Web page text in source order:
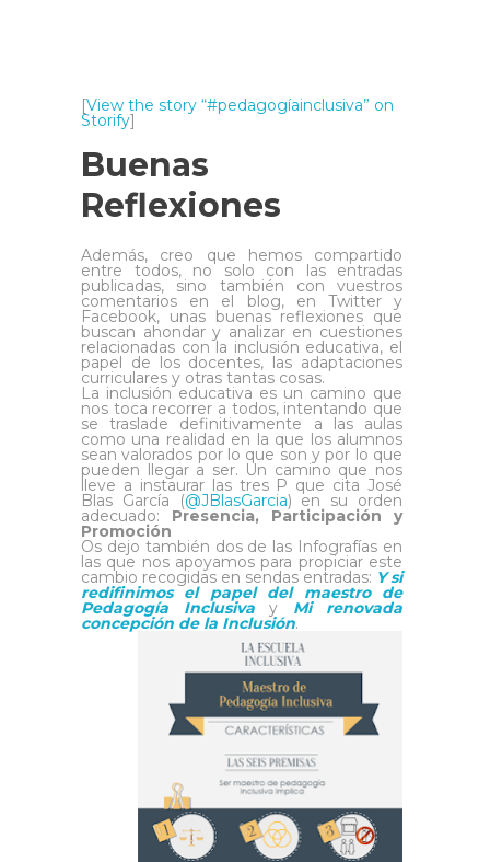
[View the story “#pedagogíainclusiva” on
Storify]
Buenas
Reflexiones
Además, creo que hemos compartido
entre todos, no solo con las entradas
publicadas, sino también con vuestros
comentarios en el blog, en Twitter y
Facebook, unas buenas reflexiones que
buscan ahondar y analizar en cuestiones
relacionadas con la inclusión educativa, el
papel de los docentes, las adaptaciones
curriculares y otras tantas cosas.
La inclusión educativa es un camino que
nos toca recorrer a todos, intentando que
se traslade definitivamente a las aulas
como una realidad en la que los alumnos
sean valorados por lo que son y por lo que
pueden llegar a ser. Un camino que nos
lleve a instaurar las tres P que cita José
Blas García (@JBlasGarcia) en su orden
adecuado: Presencia, Participación y
Promoción
Os dejo también dos de las Infografías en
las que nos apoyamos para propiciar este
cambio recogidas en sendas entradas: Y si
redifinimos el papel del maestro de
Pedagogía Inclusivay Mi renovada
concepción de la Inclusión.